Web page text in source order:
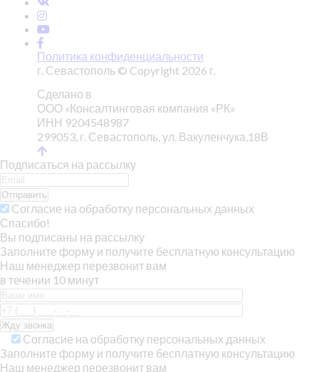
Политика конфиденциальности
г. Севастополь © Copyright 2026 г.
Сделано в
ООО «Консалтинговая компания «РК»
ИНН 9204548987
299053, г. Севастополь, ул. Вакуленчука,18В
Подписаться на рассылку
Отправить
Согласие на обработку персональных данных
Спасибо!
Вы подписаны на рассылку
Заполните форму и получите бесплатную консультацию
Наш менеджер перезвонит вам
в течении 10 минут
Согласие на обработку персональных данных
Заполните форму и получите бесплатную консультацию
Наш менеджер перезвонит вам